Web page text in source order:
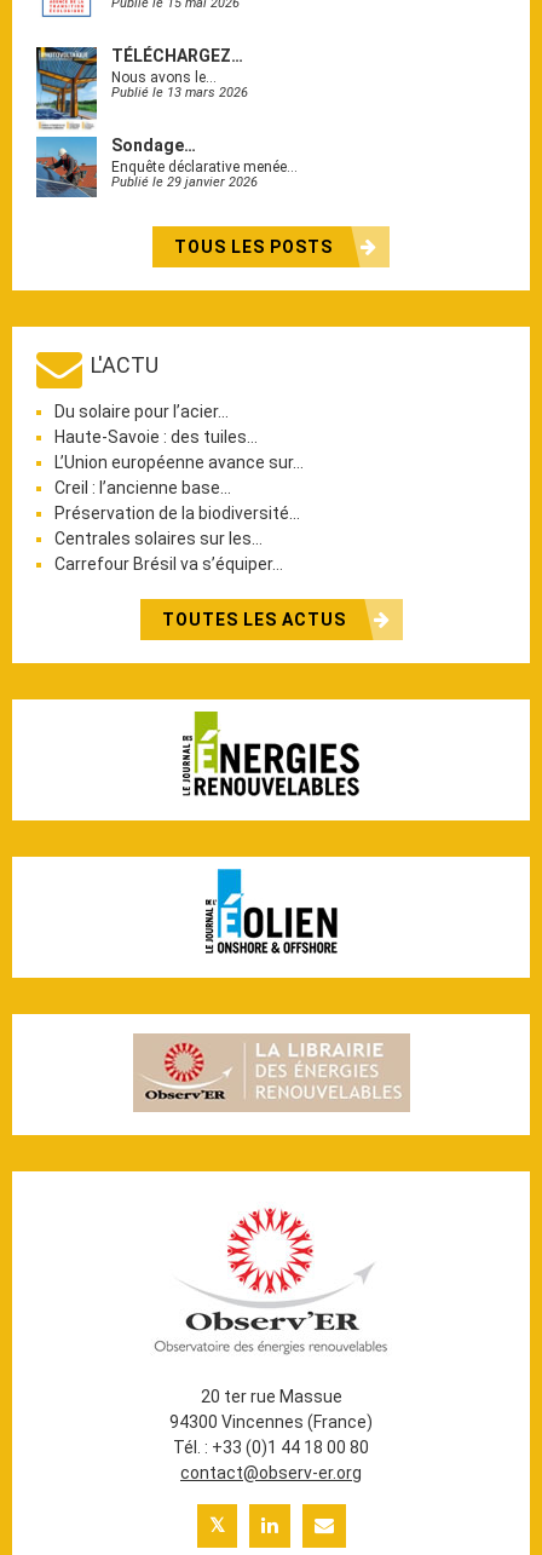
TÉLÉCHARGEZ…
Nous avons le…
Publié le 13 mars 2026
Sondage…
Enquête déclarative menée…
Publié le 29 janvier 2026
TOUS LES POSTS
L'ACTU
Du solaire pour l’acier…
Haute-Savoie : des tuiles…
L’Union européenne avance sur…
Creil : l’ancienne base…
Préservation de la biodiversité…
Centrales solaires sur les…
Carrefour Brésil va s’équiper…
TOUTES LES ACTUS
20 ter rue Massue
94300 Vincennes (France)
Tél. : +33 (0)1 44 18 00 80
contact@observ-er.org